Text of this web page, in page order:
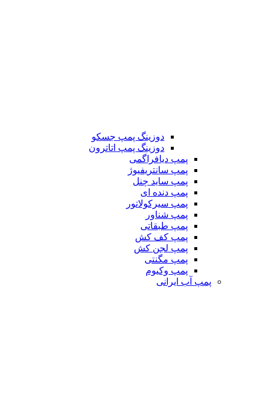
دوزینگ پمپ جسکو
دوزینگ پمپ اتاترون
پمپ دیافراگمی
پمپ سانتریفیوژ
پمپ ساید چنل
پمپ دنده ای
پمپ سیرکولاتور
پمپ شناور
پمپ طبقاتی
پمپ کف کش
پمپ لجن کش
پمپ مگنتی
پمپ وکیوم
پمپ آب ایرانی